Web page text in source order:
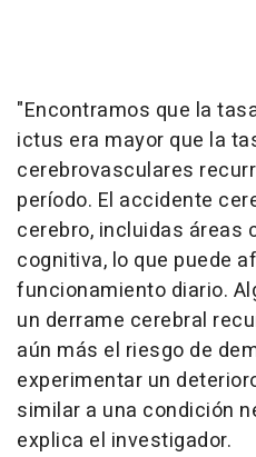
"Encontramos que la
ictus era mayor que la
cerebrovasculares
período. El accidente
cerebro, incluidas áreas
cognitiva, lo que puede
funcionamiento diario.
un derrame cerebral
aún más el riesgo de
experimentar un
similar a una condición
explica el investigador.